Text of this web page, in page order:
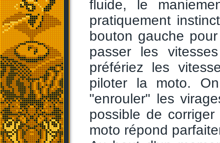
fluide, le
pratiquement
bouton gauche
passer les
préfériez les
piloter la moto.
"enrouler" les
possible de
moto répond